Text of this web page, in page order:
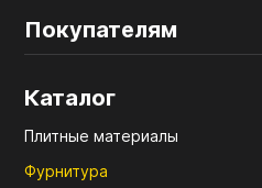
Покупателям
Каталог
Плитные материалы
Фурнитура